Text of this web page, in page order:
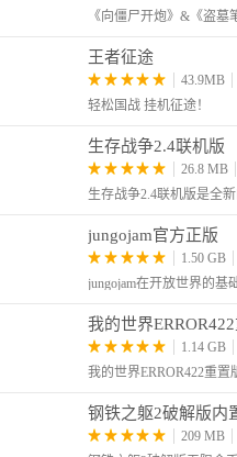
害与烹饪效率等8项生存属性。
游戏特点
1、末日共济，组队求生。身
抗频发的暴风雪。可探索地下
搜集各类物资，在恶劣环境中
上冒险旅途。提供二十余种武
一边突破重重危机，一边探寻城
物、捕猎野生动物保障日常所
化，后续还会免费更新职业体
《向僵尸开炮》&《盗墓
王者征途
43.9MB
轻松国战 挂机征途！
生存战争2.4联机版
26.8 MB
jungojam官方正版
1.50 GB
我的世界
1.14 GB
钢铁之躯2破解版内
209 MB